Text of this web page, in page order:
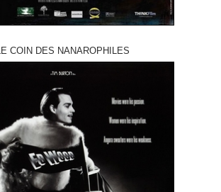
LE COIN DES NANAROPHILES